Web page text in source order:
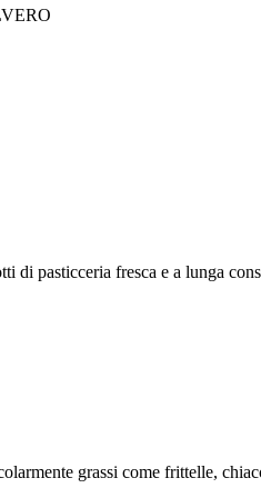
di pasticceria fresca e a lunga
grassi come frittelle,